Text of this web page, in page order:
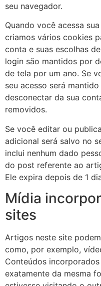
seu navegador.
Quando você acessa
criamos vários cookies
conta e suas escolhas
login são mantidos por
de tela por um ano. Se
seu acesso será
desconectar da sua
removidos.
Se você editar ou
adicional será salvo no
inclui nenhum dado
do post referente ao
Ele expira depois de 1
Mídia
sites
Artigos neste site
como, por exemplo,
Conteúdos
exatamente da mesma